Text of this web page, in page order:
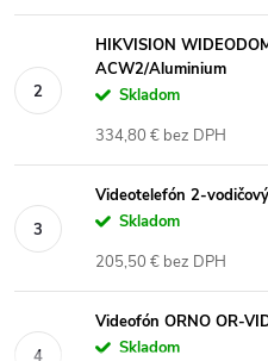
HIKVISION
ACW2/Aluminium
Skladom
334,80 € bez DPH
Videotelefón 2-
Skladom
205,50 € bez DPH
Videofón ORNO OR-
Skladom